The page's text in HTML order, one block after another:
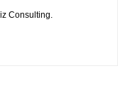
Consulting.